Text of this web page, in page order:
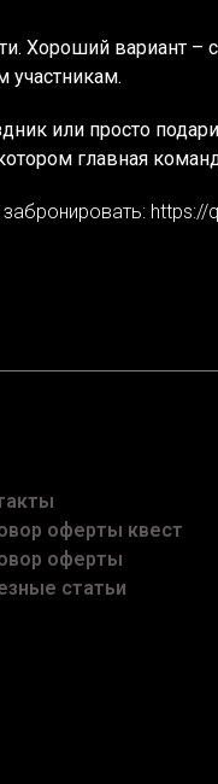
Хороший вариант –
участникам.
или просто
главная
оферты квест
оферты
статьи